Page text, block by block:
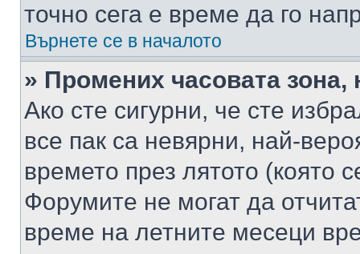
точно сега е време да го
Върнете се в началото
» Промених часовата
Ако сте сигурни, че сте
все пак са невярни, най-
времето през лятото (която
Форумите не могат да
време на летните месеци